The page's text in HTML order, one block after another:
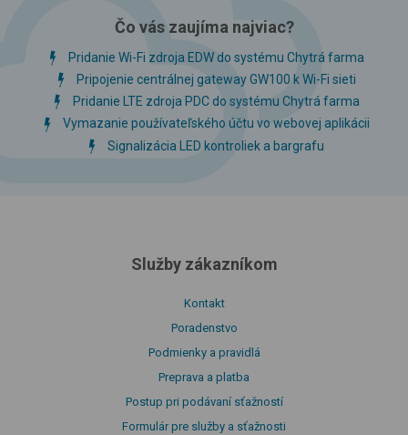
Čo vás zaujíma najviac?
Pridanie Wi-Fi zdroja EDW do systému Chytrá farma
Pripojenie centrálnej gateway GW100 k Wi-Fi sieti
Pridanie LTE zdroja PDC do systému Chytrá farma
Vymazanie používateľského účtu vo webovej aplikácii
Signalizácia LED kontroliek a bargrafu
Služby zákazníkom
Kontakt
Poradenstvo
Podmienky a pravidlá
Preprava a platba
Postup pri podávaní sťažností
Formulár pre služby a sťažnosti